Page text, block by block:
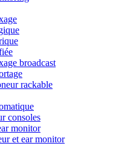
broadcast
rackable
consoles
monitor
et ear monitor